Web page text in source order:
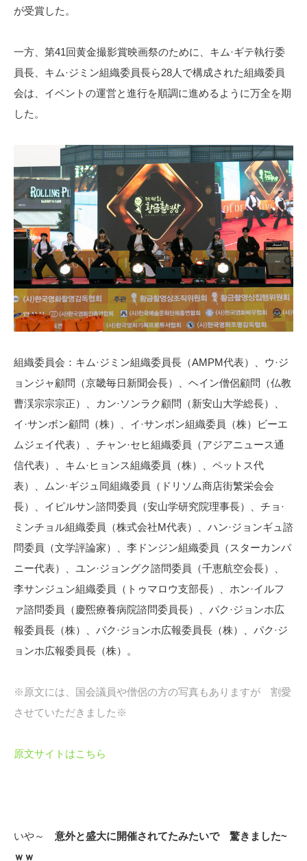
が受賞した。
一方、第41回黄金撮影賞映画祭のために、キム·ギテ執行委
員長、キム·ジミン組織委員長ら28人で構成された組織委員
会は、イベントの運営と進行を順調に進めるように万全を期
した。
組織委員会：キム·ジミン組織委員長（AMPM代表）、ウ·ジ
ョンジャ顧問（京畿毎日新聞会長）、ヘイン僧侶顧問（仏教
曹渓宗宗宗正）、カン·ソンラク顧問（新安山大学総長）、
イ·サンボン顧問（株）、イ·サンボン組織委員（株）ビーエ
ムジェイ代表）、チャン·セヒ組織委員（アジアニュース通
信代表）、キム·ヒョンス組織委員（株）、ペットス代
表）、ムン·ギジュ同組織委員（ドリソム商店街繁栄会会
長）、イピルサン諮問委員（安山学研究院理事長）、チョ·
ミンチョル組織委員（株式会社M代表）、ハン·ジョンギュ諮
問委員（文学評論家）、李ドンジン組織委員（スターカンパ
ニー代表）、ユン·ジョングク諮問委員（千恵航空会長）、
李サンジュン組織委員（トゥマロウ支部長）、ホン·イルフ
ァ諮問委員（慶煕療養病院諮問委員長）、パク·ジョンホ広
報委員長（株）、パク·ジョンホ広報委員長（株）、パク·ジ
ョンホ広報委員長（株）。
※原文には、国会議員や僧侶の方の写真もありますが 割愛
させていただきました※
原文サイトはこちら
いや～ 意外と盛大に開催されてたみたいで 驚きました~
ｗｗ